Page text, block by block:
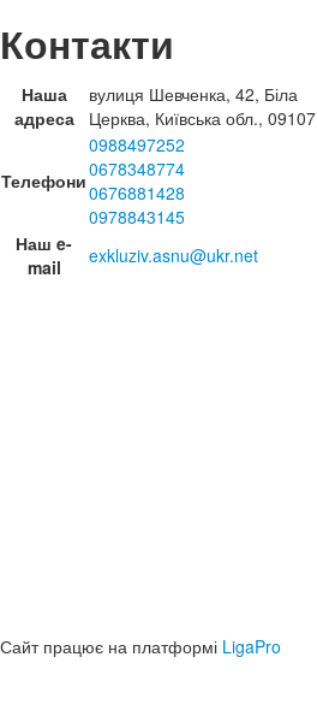
Контакти
Наша
адреса
вулиця Шевченка, 42, Біла
Церква, Київська обл., 09107
Телефони
0988497252
0678348774
0676881428
0978843145
Наш e-
mail
exkluziv.asnu@ukr.net
Сайт працює на платформі LigaPro